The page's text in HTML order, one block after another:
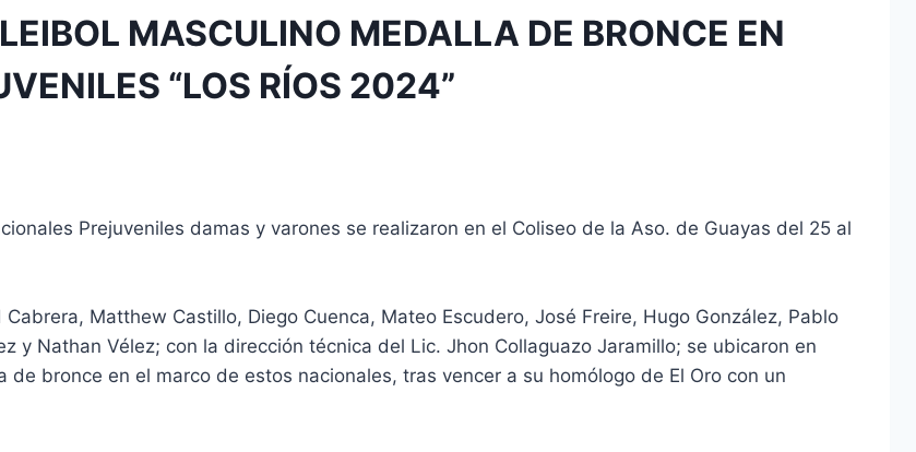
MASCULINO MEDALLA DE BRONCE EN
“LOS RÍOS 2024”
Prejuveniles damas y varones se realizaron en el Coliseo de la Aso. de Guayas del 25 al
Matthew Castillo, Diego Cuenca, Mateo Escudero, José Freire, Hugo González, Pablo
y Nathan Vélez; con la dirección técnica del Lic. Jhon Collaguazo Jaramillo; se ubicaron en
bronce en el marco de estos nacionales, tras vencer a su homólogo de El Oro con un